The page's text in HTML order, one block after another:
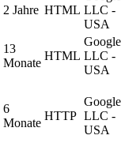
2 Jahre HTML LLC -
USA
13
Monate
HTML
Google
LLC -
USA
6
Monate
HTTP
Google
LLC -
USA